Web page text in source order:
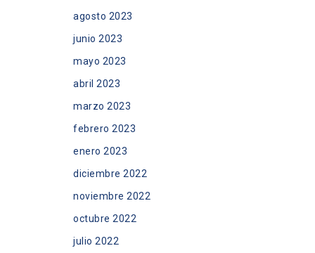
agosto 2023
junio 2023
mayo 2023
abril 2023
marzo 2023
febrero 2023
enero 2023
diciembre 2022
noviembre 2022
octubre 2022
julio 2022